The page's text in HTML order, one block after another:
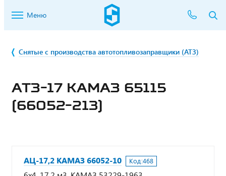
Меню
Снятые с производства автотопливозаправщики (АТЗ)
АТЗ-17 КАМАЗ 65115
(66052-213)
АЦ-17,2 КАМАЗ 66052-10 Код:468